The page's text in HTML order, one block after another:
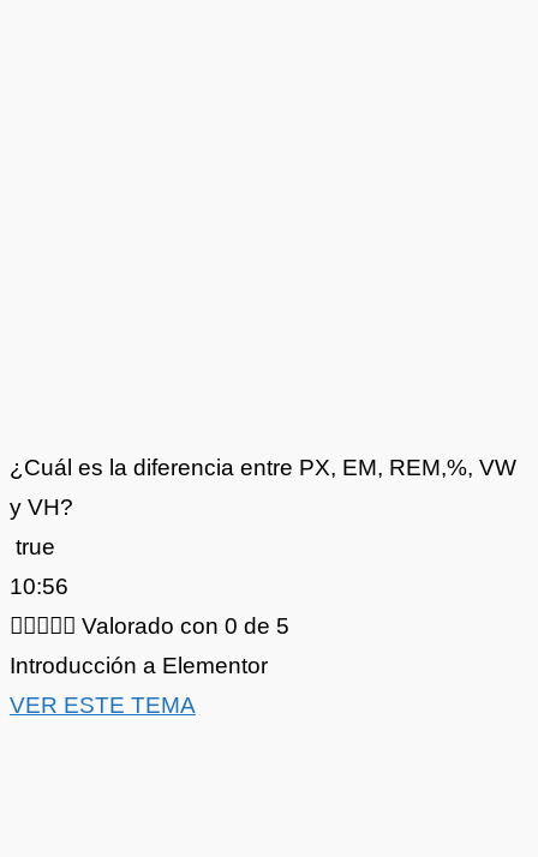
¿Cuál es la diferencia entre PX, EM, REM,%, VW
y VH?
true
10:56
 Valorado con 0 de 5
Introducción a Elementor
VER ESTE TEMA